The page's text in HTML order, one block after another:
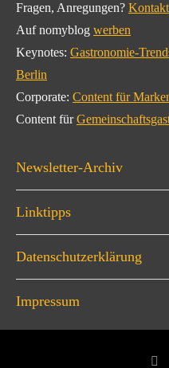
Fragen, Anregungen? Kontakt
Auf nomyblog werben
Keynotes: Gastronomie-
Berlin
Corporate: Content für
Content für
Newsletter-Archiv
Linktipps
Datenschutzerklärung
Impressum